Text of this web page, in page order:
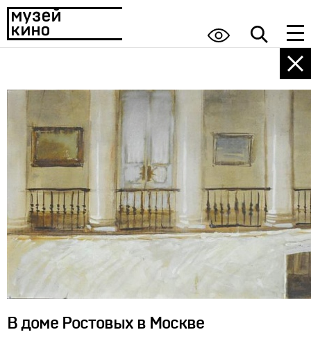
В доме Ростовых в Москве